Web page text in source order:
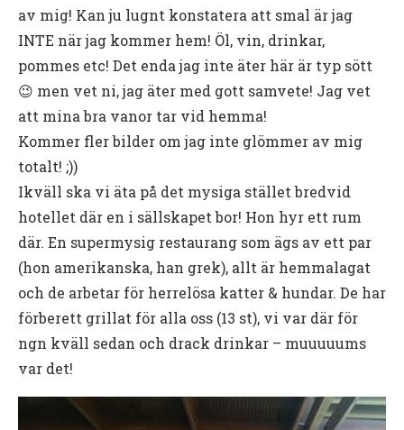
av mig! Kan ju lugnt konstatera att smal är jag
INTE när jag kommer hem! Öl, vin, drinkar,
pommes etc! Det enda jag inte äter här är typ sött
😉 men vet ni, jag äter med gott samvete! Jag vet
att mina bra vanor tar vid hemma!
Kommer fler bilder om jag inte glömmer av mig
totalt! ;))
Ikväll ska vi äta på det mysiga stället bredvid
hotellet där en i sällskapet bor! Hon hyr ett rum
där. En supermysig restaurang som ägs av ett par
(hon amerikanska, han grek), allt är hemmalagat
och de arbetar för herrelösa katter & hundar. De har
förberett grillat för alla oss (13 st), vi var där för
ngn kväll sedan och drack drinkar – muuuuums
var det!